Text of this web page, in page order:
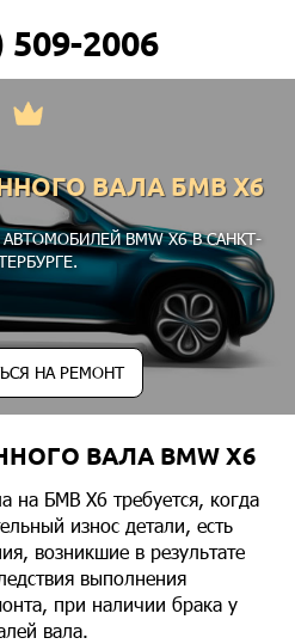
509-2006
ВАЛА БМВ Х6
BMW X6 В САНКТ-
НА РЕМОНТ
ВАЛА BMW X6
на БМВ Х6 требуется, когда
износ детали, есть
возникшие в результате
выполнения
при наличии брака у
вала.